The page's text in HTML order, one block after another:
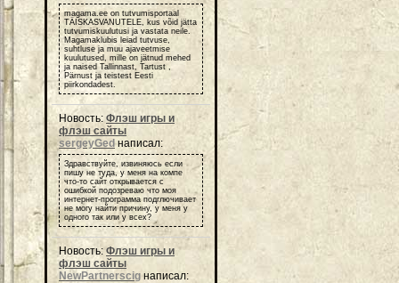
magama.ee on tutvumisportaal
TÄISKASVANUTELE, kus võid jätta
tutvumiskuulutusi ja vastata neile.
Magamaklubis leiad tutvuse,
suhtluse ja muu ajaveetmise
kuulutused, mille on jätnud mehed
ja naised Tallinnast, Tartust ,
Pärnust ja teistest Eesti
piirkondadest.
Новость: Флэш игры и
флэш сайты
sergeyGedнаписал:
Здравствуйте, извиняюсь если
пишу не туда, у меня на компе
что-то сайт открывается с
ошибкой подозреваю что моя
интернет-программа подглючивает
не могу найти причину, у меня у
одного так или у всех?
Новость: Флэш игры и
флэш сайты
NewPartnerscig написал: